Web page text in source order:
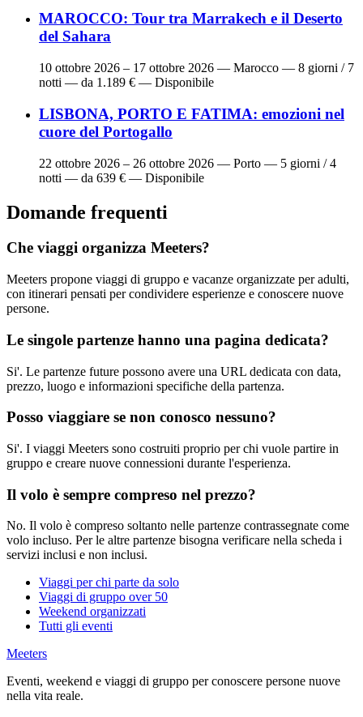
MAROCCO: Tour tra Marrakech e il Deserto
del Sahara
10 ottobre 2026 – 17 ottobre 2026 — Marocco — 8 giorni / 7
notti — da 1.189 € — Disponibile
LISBONA, PORTO E FATIMA: emozioni nel
cuore del Portogallo
22 ottobre 2026 – 26 ottobre 2026 — Porto — 5 giorni / 4
notti — da 639 € — Disponibile
Domande frequenti
Che viaggi organizza Meeters?
Meeters propone viaggi di gruppo e vacanze organizzate per adulti,
con itinerari pensati per condividere esperienze e conoscere nuove
persone.
Le singole partenze hanno una pagina dedicata?
Si'. Le partenze future possono avere una URL dedicata con data,
prezzo, luogo e informazioni specifiche della partenza.
Posso viaggiare se non conosco nessuno?
Si'. I viaggi Meeters sono costruiti proprio per chi vuole partire in
gruppo e creare nuove connessioni durante l'esperienza.
Il volo è sempre compreso nel prezzo?
No. Il volo è compreso soltanto nelle partenze contrassegnate come
volo incluso. Per le altre partenze bisogna verificare nella scheda i
servizi inclusi e non inclusi.
Viaggi per chi parte da solo
Viaggi di gruppo over 50
Weekend organizzati
Tutti gli eventi
Meeters
Eventi, weekend e viaggi di gruppo per conoscere persone nuove
nella vita reale.